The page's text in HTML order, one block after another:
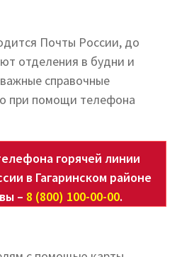
Почты России, до
отделения в будни и
справочные
при помощи телефона
горячей линии
в Гагаринском районе
– 8 (800) 100-00-00.